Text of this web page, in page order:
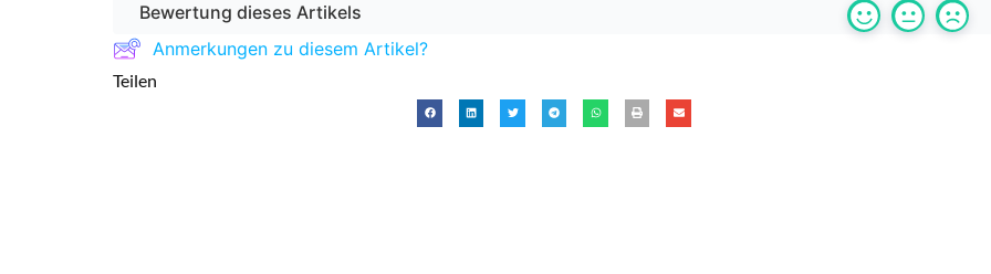
Bewertung dieses Artikels
Anmerkungen zu diesem Artikel?
Teilen